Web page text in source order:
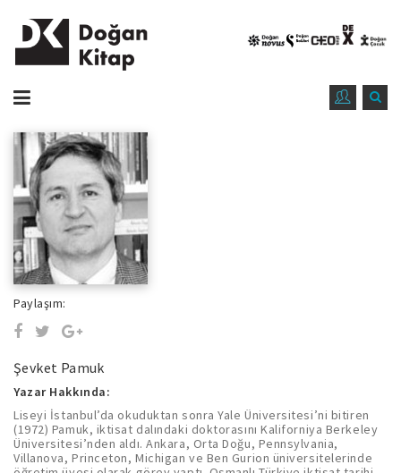
Paylaşım:
Şevket Pamuk
Yazar Hakkında:
Liseyi İstanbul’da okuduktan sonra Yale Üniversitesi’ni bitiren
(1972) Pamuk, iktisat dalındaki doktorasını Kaliforniya Berkeley
Üniversitesi’nden aldı. Ankara, Orta Doğu, Pennsylvania,
Villanova, Princeton, Michigan ve Ben Gurion üniversitelerinde